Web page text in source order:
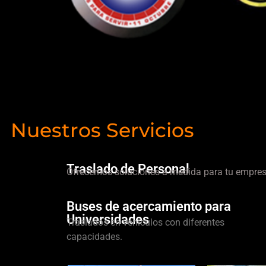
Nuestros Servicios
Traslado de Personal
Ofrecemos soluciones a medida para tu
Buses de acercamiento para
Universidades
Traslados en vehículos con diferentes
capacidades.